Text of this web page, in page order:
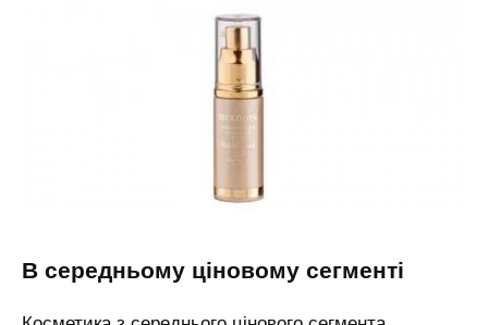
в середньому ціновому сегменті